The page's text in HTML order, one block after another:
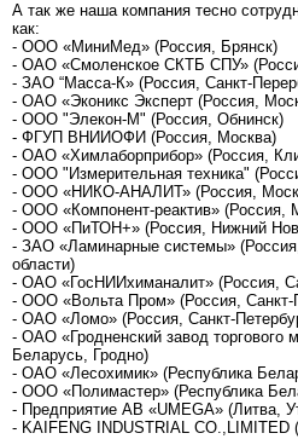
А так же наша компания тесно
как:
- ООО «МиниМед» (Россия, Брянск)
- ОАО «Смоленское СКТБ СПУ»
- ЗАО “Масса-К» (Россия, Санкт-
- ОАО «Эконикс Эксперт (Россия,
- ООО "Элекон-М" (Россия, Обнинск)
- ФГУП ВНИИОФИ (Россия, Москва)
- ОАО «Химлаборприбор» (Россия,
- ООО "Измерительная техника"
- ООО «НИКО-АНАЛИТ» (Россия,
- ООО «Компонент-реактив» (Россия,
- ООО «ПиТОН+» (Россия, Нижний
- ЗАО «Ламинарные системы»
области)
- ОАО «ГосНИИхиманалит» (Россия,
- ООО «Вольта Пром» (Россия, Санкт-
- ОАО «Ломо» (Россия, Санкт-
- ОАО «Гродненский завод торгового
Беларусь, Гродно)
- ОАО «Лесохимик» (Республика
- ООО «Полимастер» (Республика
- Предприятие АВ «UMEGA» (Литва,
- KAIFENG INDUSTRIAL CO.,LIMITED